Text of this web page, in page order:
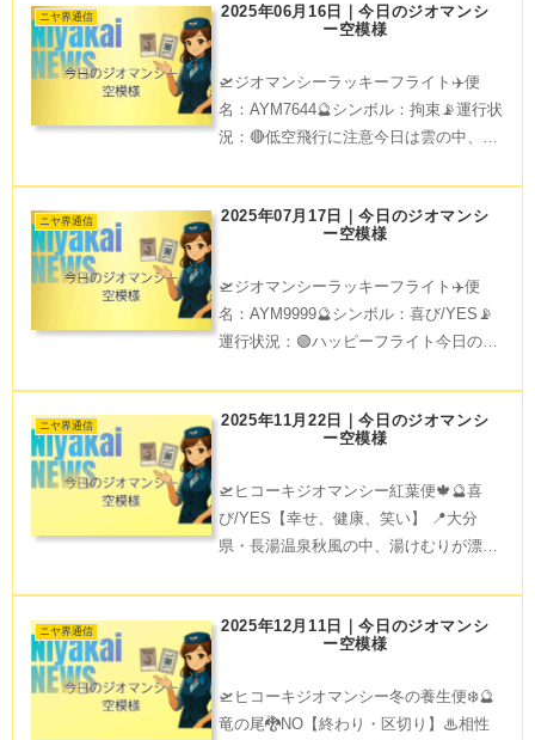
ニヤ界通信
2025年06月16日｜今日のジオマンシ
ー空模様
🛫ジオマンシーラッキーフライト✈️便
名：AYM7644🔮シンボル：拘束📡運行状
況：🔴低空飛行に注意今日は雲の中、旅
を。次のターミナルに備えて、心もふん
わりと整えて。Have a gentle flight.
ニヤ界通信
2025年07月17日｜今日のジオマンシ
ー空模様
🛫ジオマンシーラッキーフライト✈️便
名：AYM9999🔮シンボル：喜び/YES📡
運行状況：🟢ハッピーフライト今日の旅
笑顔をシェアすることで、もっと幸運の
追い風が吹くでしょう。Have a gentle f
ニヤ界通信
2025年11月22日｜今日のジオマンシ
ー空模様
🛫ヒコーキジオマンシー紅葉便🍁🔮喜
び/YES【幸せ、健康、笑い】 📍大分
県・長湯温泉秋風の中、湯けむりが漂う
伝わると、周りも喜びに包まれますね。
木の葉が舞う風景と共に、小さな幸運が
手を振るかもしれません。
ニヤ界通信
2025年12月11日｜今日のジオマンシ
ー空模様
🛫ヒコーキジオマンシー冬の養生便❄️🔮
竜の尾🐉NO【終わり・区切り】♨相性